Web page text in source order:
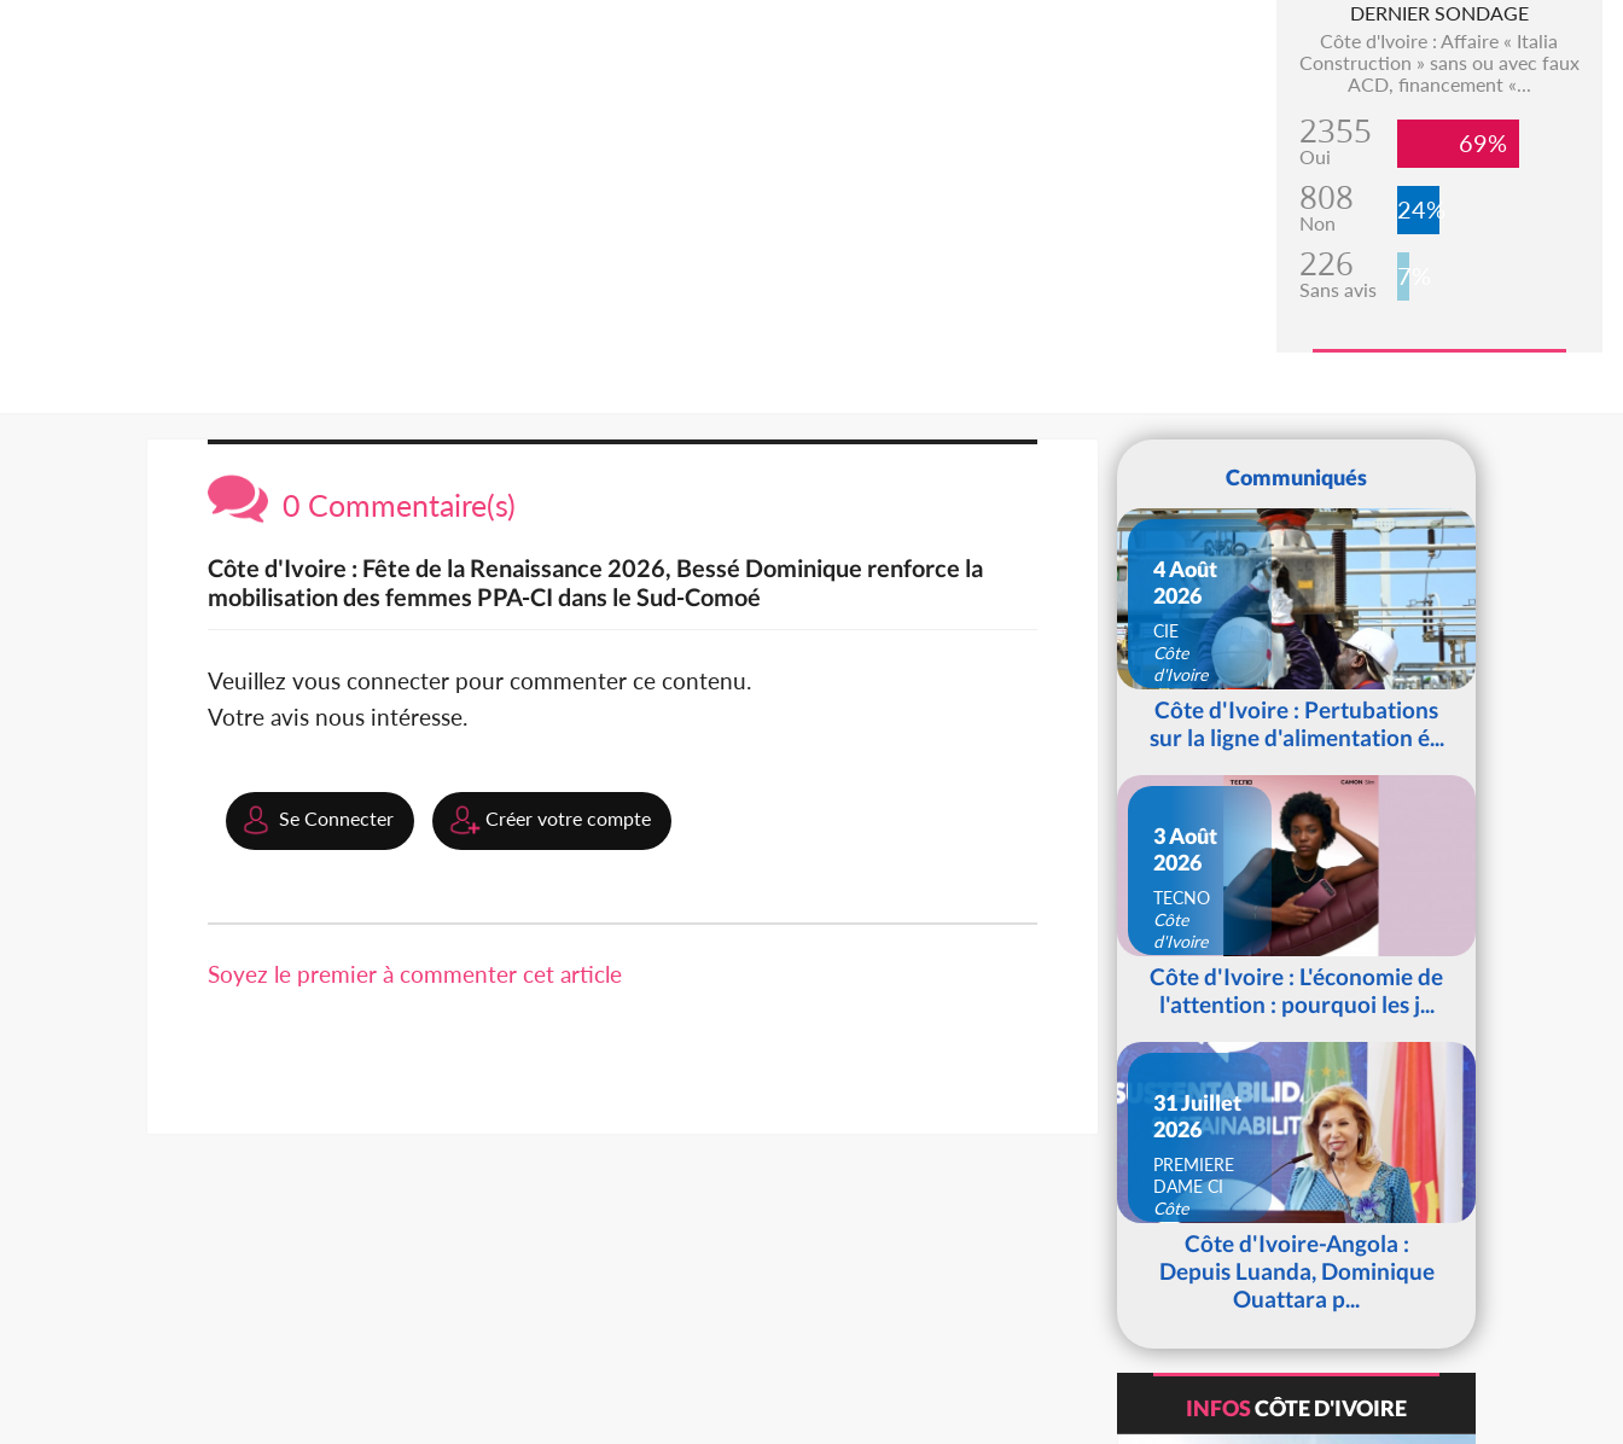
DERNIER SONDAGE
Côte d'Ivoire : Affaire « Italia
Construction » sans ou avec faux
ACD, financement «...
2355
Oui 69%
808
Non 24%
226
Sans avis 7%
0 Commentaire(s)
Côte d'Ivoire : Fête de la Renaissance 2026, Bessé Dominique renforce la
mobilisation des femmes PPA-CI dans le Sud-Comoé
Veuillez vous connecter pour commenter ce contenu.
Votre avis nous intéresse.
Se Connecter Créer votre compte
Soyez le premier à commenter cet article
Communiqués
4 Août
2026
CIE
Côte
d'Ivoire
Côte d'Ivoire : Pertubations
sur la ligne d'alimentation é...
3 Août
2026
TECNO
Côte
d'Ivoire
Côte d'Ivoire : L'économie de
l'attention : pourquoi les j...
31 Juillet
2026
PREMIERE
DAME CI
Côte
d'IvoireCôte d'Ivoire-Angola :
Depuis Luanda, Dominique
Ouattara p...
INFOSCÔTE D'IVOIRE